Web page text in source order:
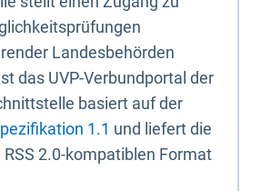
Landesbehörden
das UVP-Verbundportal der
basiert auf der
1.1 und liefert die
RSS 2.0-kompatiblen Format